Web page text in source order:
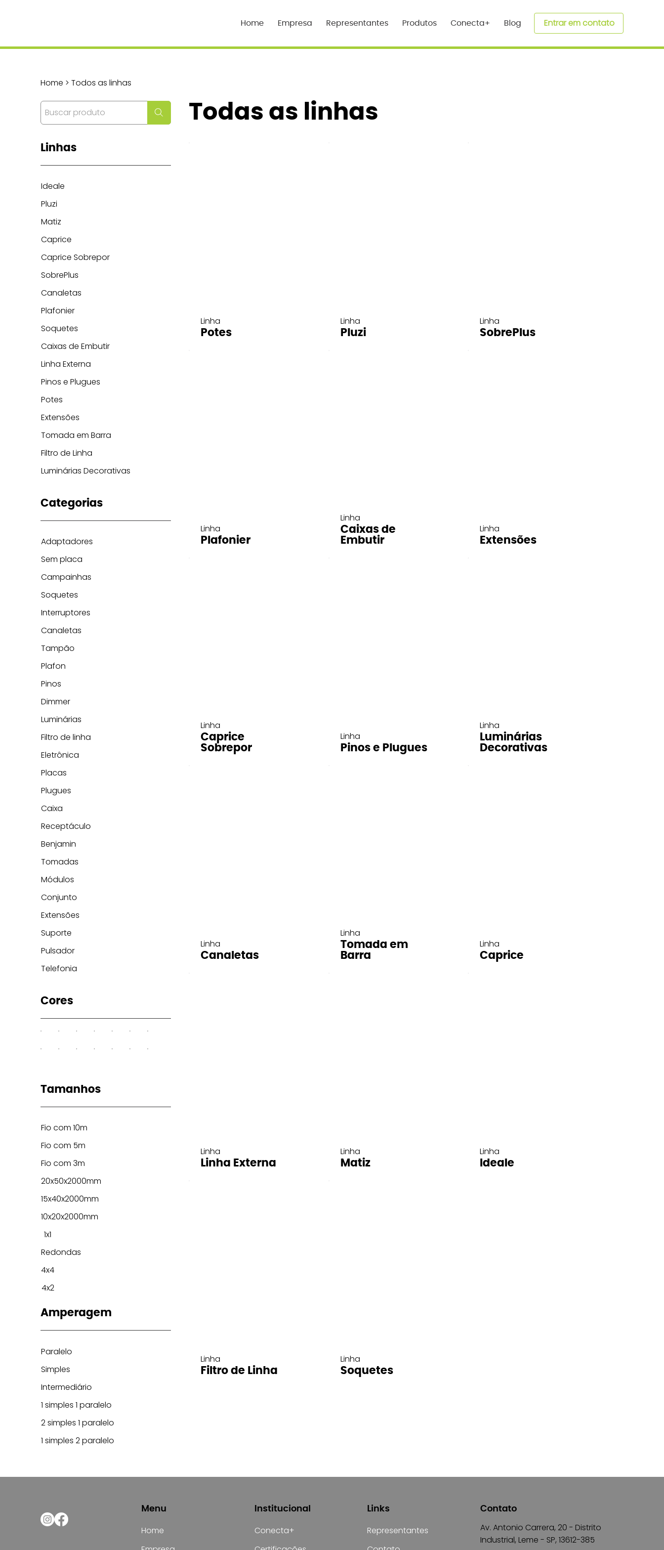
Home Empresa Representantes Produtos Conecta+ Blog Entrar em contato
Linha
Potes
Linha
Pluzi
Linha
SobrePlus
Linha
Plafonier
Linha
Caixas de
Embutir
Linha
Extensões
Linha
Caprice
Sobrepor
Linha
Pinos e Plugues
Linha
Luminárias
Decorativas
Linha
Canaletas
Linha
Tomada em
Barra
Linha
Caprice
Linha
Linha Externa
Linha
Matiz
Linha
Ideale
Linha
Filtro de Linha
Linha
Soquetes
Todas as linhas
Home > Todos as linhas
Amperagem
Paralelo
Simples
Intermediário
1 simples 1 paralelo
2 simples 1 paralelo
1 simples 2 paralelo
Tamanhos
Fio com 10m
Fio com 5m
Fio com 3m
20x50x2000mm
15x40x2000mm
10x20x2000mm
1x1
Redondas
4x4
4x2
Ideale
Pluzi
Matiz
Caprice
Caprice Sobrepor
SobrePlus
Canaletas
Plafonier
Soquetes
Caixas de Embutir
Linha Externa
Pinos e Plugues
Potes
Extensões
Tomada em Barra
Filtro de Linha
Luminárias Decorativas
Linhas
Categorias
Adaptadores
Sem placa
Campainhas
Soquetes
Interruptores
Canaletas
Tampão
Plafon
Pinos
Dimmer
Luminárias
Filtro de linha
Eletrônica
Placas
Plugues
Caixa
Receptáculo
Benjamin
Tomadas
Módulos
Conjunto
Extensões
Suporte
Pulsador
Telefonia
Cores
Menu
Home
Institucional
Conecta+
Links
Representantes
Contato
Av. Antonio Carrera, 20 - Distrito
Industrial, Leme - SP, 13612-385